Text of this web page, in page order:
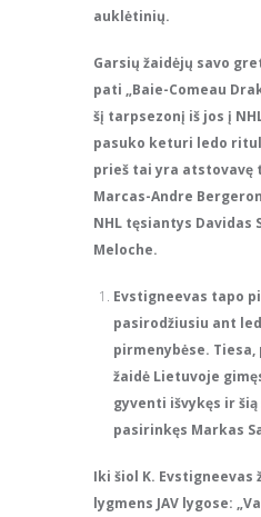
auklėtinių.
Garsių žaidėjų savo
pati „Baie-Comeau
šį tarpsezonį iš jos į
pasuko keturi ledo
prieš tai yra atstovavę
Marcas-Andre
NHL tęsiantys Davidas
Meloche.
Evstigneevas tapo
pasirodžiusiu ant
pirmenybėse.
žaidė Lietuvoje
gyventi išvykęs ir
pasirinkęs Markas
Iki šiol K. Evstigneevas
lygmens JAV lygose: